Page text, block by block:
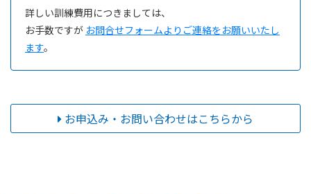
詳しい訓練費用につきましては、
お手数ですが お問合せフォームよりご連絡をお願いいたし
ます。
お申込み・お問い合わせはこちらから